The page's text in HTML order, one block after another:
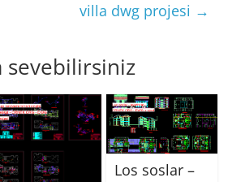
villa dwg projesi →
sevebilirsiniz
Los soslar –